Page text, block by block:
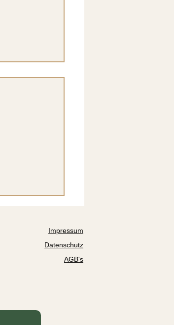
Impressum
Datenschutz
AGB's